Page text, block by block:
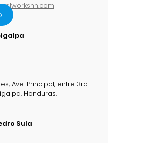
Ave. Principal, entre 3ra
Honduras.
Sula